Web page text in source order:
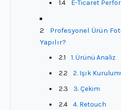
1.4
E-Ticaret
2
Profesyonel Ürün
Yapılır?
2.1
1. Ürünü Analiz
2.2
2. Işık
2.3
3. Çekim
2.4
4. Retouch